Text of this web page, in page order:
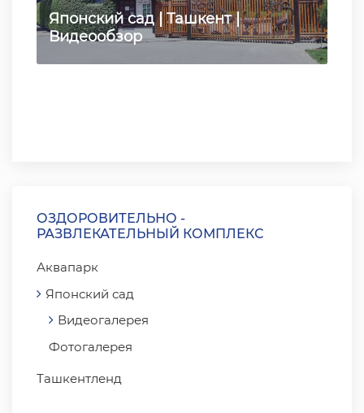
Японский сад | Ташкент |
Видеообзор
ОЗДОРОВИТЕЛЬНО -
РАЗВЛЕКАТЕЛЬНЫЙ КОМПЛЕКС
Аквапарк
Японский сад
Видеогалерея
Фотогалерея
Ташкентленд